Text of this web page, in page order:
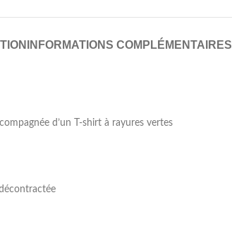
INFORMATIONS COMPLÉMENTAIRES
d’un T-shirt à rayures vertes